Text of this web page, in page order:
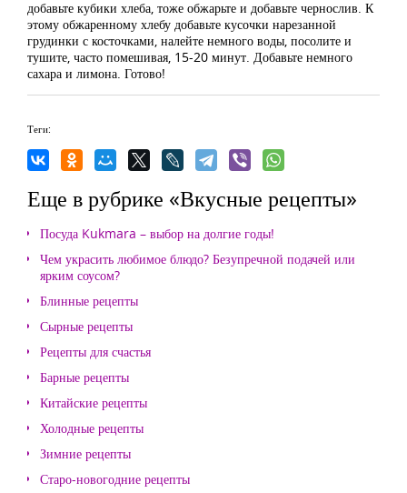
добавьте кубики хлеба, тоже обжарьте и добавьте чернослив. К
этому обжаренному хлебу добавьте кусочки нарезанной
грудинки с косточками, налейте немного воды, посолите и
тушите, часто помешивая, 15-20 минут. Добавьте немного
сахара и лимона. Готово!
Теги:
Еще в рубрике «Вкусные рецепты»
Посуда Kukmara – выбор на долгие годы!
Чем украсить любимое блюдо? Безупречной подачей или
ярким соусом?
Блинные рецепты
Сырные рецепты
Рецепты для счастья
Барные рецепты
Китайские рецепты
Холодные рецепты
Зимние рецепты
Старо-новогодние рецепты